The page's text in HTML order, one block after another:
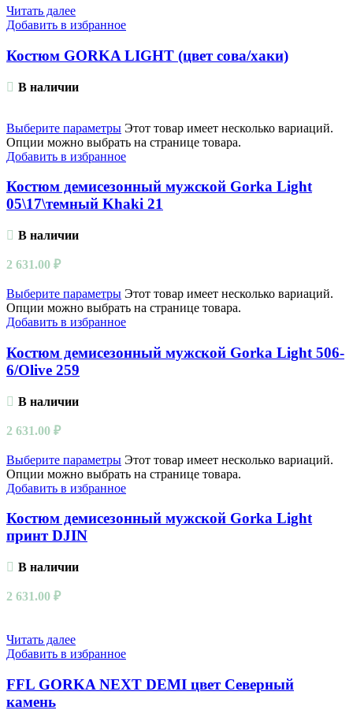
Читать далее
Добавить в избранное
Костюм GORKA LIGHT (цвет сова/хаки)
В наличии
Выберите параметры Этот товар имеет несколько вариаций.
Опции можно выбрать на странице товара.
Добавить в избранное
Костюм демисезонный мужской Gorka Light
05\17\темный Khaki 21
В наличии
2 631.00 ₽
Выберите параметры Этот товар имеет несколько вариаций.
Опции можно выбрать на странице товара.
Добавить в избранное
Костюм демисезонный мужской Gorka Light 506-
6/Olive 259
В наличии
2 631.00 ₽
Выберите параметры Этот товар имеет несколько вариаций.
Опции можно выбрать на странице товара.
Добавить в избранное
Костюм демисезонный мужской Gorka Light
принт DJIN
В наличии
2 631.00 ₽
Читать далее
Добавить в избранное
FFL GORKA NEXT DEMI цвет Северный
камень